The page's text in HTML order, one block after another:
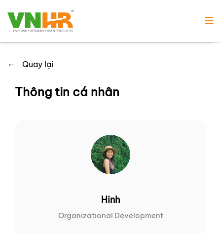
← Quay lại
Thông tin cá nhân
Hinh
Organizational Development